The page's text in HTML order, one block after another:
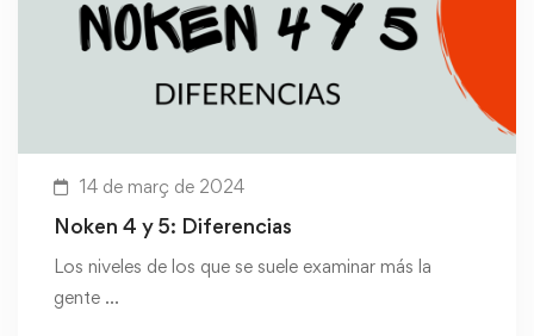
14 de març de 2024
Noken 4 y 5: Diferencias
Los niveles de los que se suele examinar más la
gente …